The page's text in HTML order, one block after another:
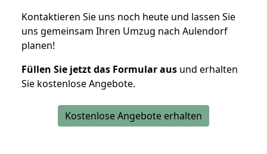
Kontaktieren Sie uns noch heute und lassen Sie
uns gemeinsam Ihren Umzug nach Aulendorf
planen!
Füllen Sie jetzt das Formular aus und erhalten
Sie kostenlose Angebote.
Kostenlose Angebote erhalten